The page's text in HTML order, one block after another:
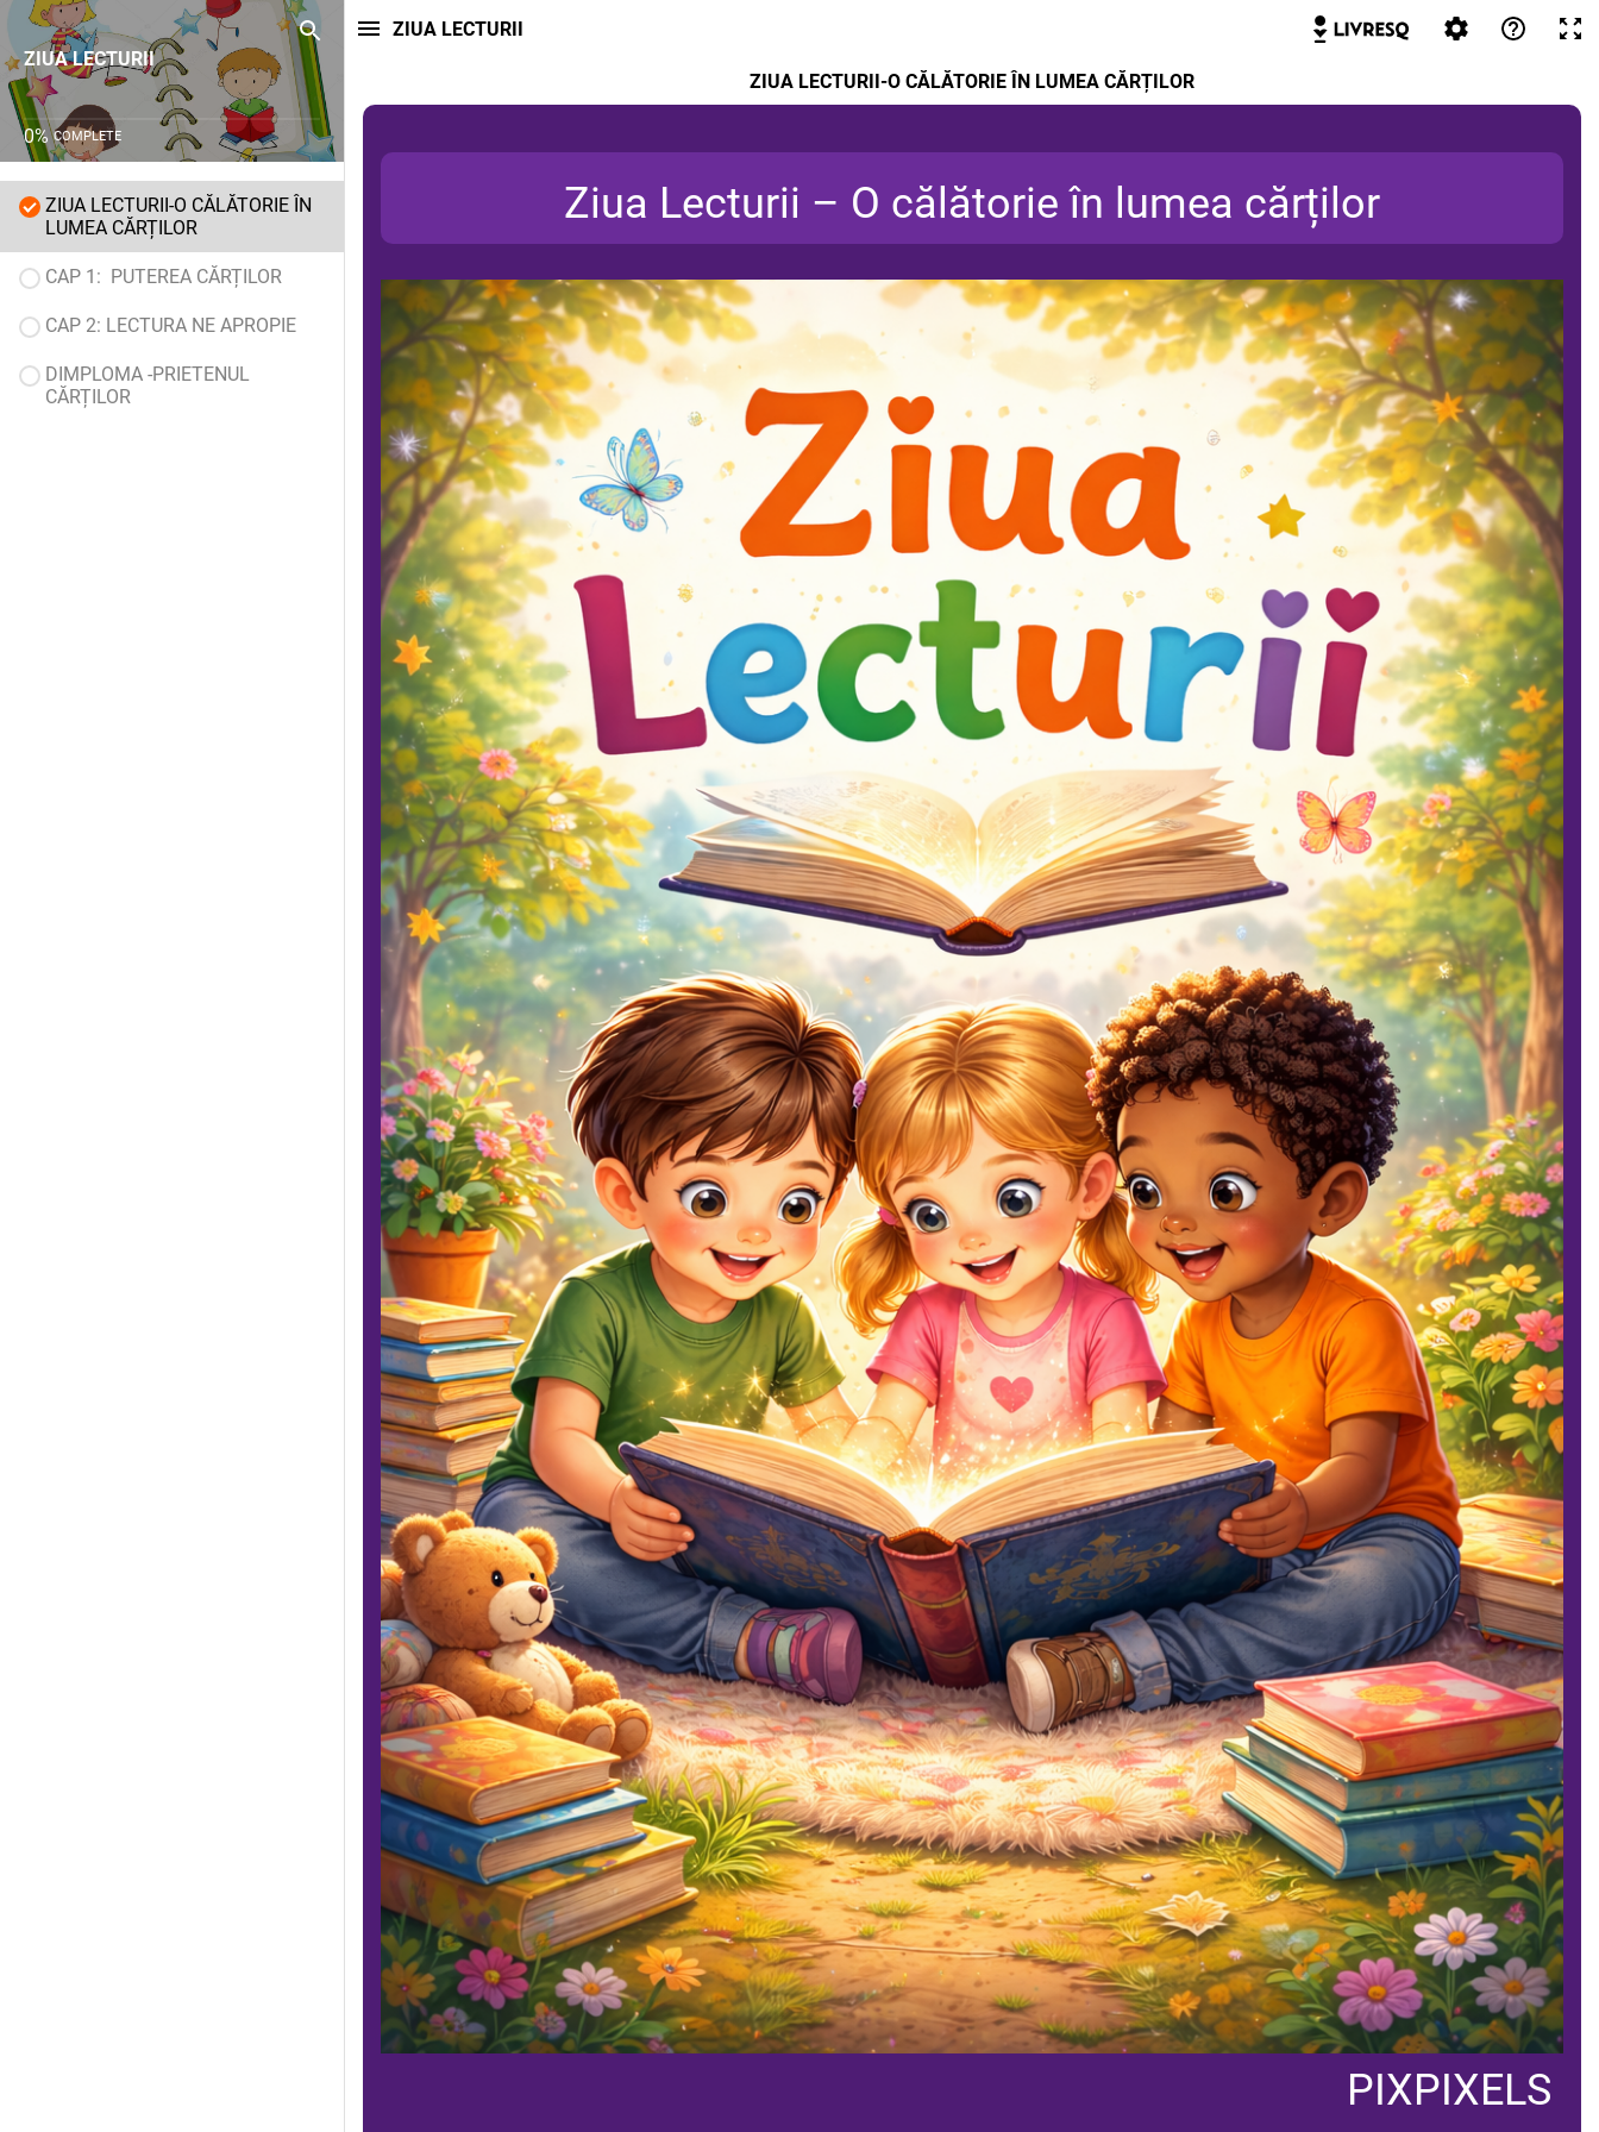
ZIUA LECTURII
0%COMPLETE
ZIUA LECTURII-O CĂLĂTORIE ÎN
LUMEA CĂRȚILOR
CAP 1: PUTEREA CĂRȚILOR
CAP 2: LECTURA NE APROPIE
DIMPLOMA -PRIETENUL
CĂRȚILOR
ZIUA LECTURII
ZIUA LECTURII-O CĂLĂTORIE ÎN LUMEA CĂRȚILOR
Ziua Lecturii – O călătorie în lumea cărților
PIXPIXELS